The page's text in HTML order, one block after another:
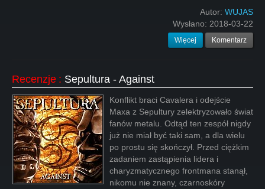
Autor: WUJAS
Wysłano: 2018-03-22
Więcej Komentarz
Recenzje : Sepultura - Against
Konflikt braci Cavalera i odejście
Maxa z Sepultury zelektryzowało świat
fanów metalu. Odtąd ten zespół nigdy
już nie miał być taki sam, a dla wielu
po prostu się skończył. Przed ciężkim
zadaniem zastąpienia lidera i
charyzmatycznego frontmana stanął,
nikomu nie znany, czarnoskóry